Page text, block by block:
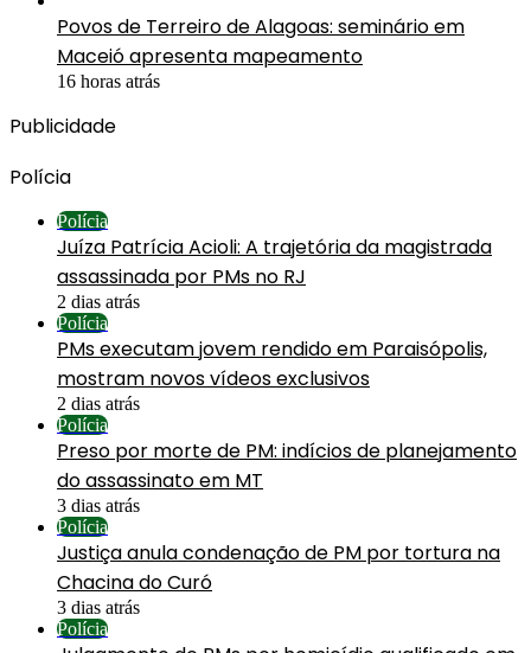
Povos de Terreiro de Alagoas: seminário em
Maceió apresenta mapeamento
16 horas atrás
Publicidade
Polícia
Polícia
Juíza Patrícia Acioli: A trajetória da magistrada
assassinada por PMs no RJ
2 dias atrás
Polícia
PMs executam jovem rendido em Paraisópolis,
mostram novos vídeos exclusivos
2 dias atrás
Polícia
Preso por morte de PM: indícios de planejamento
do assassinato em MT
3 dias atrás
Polícia
Justiça anula condenação de PM por tortura na
Chacina do Curó
3 dias atrás
Polícia